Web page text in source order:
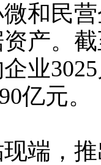
和民
产。
业
亿元。
，推